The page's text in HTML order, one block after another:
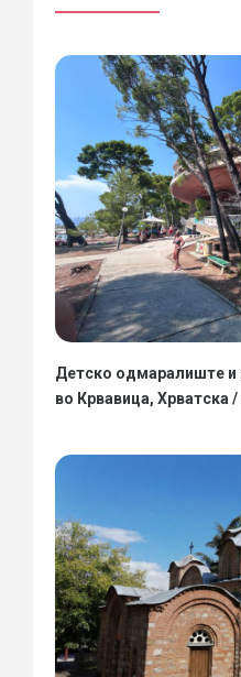
Детско одмаралиште и
во Крвавица, Хрватска